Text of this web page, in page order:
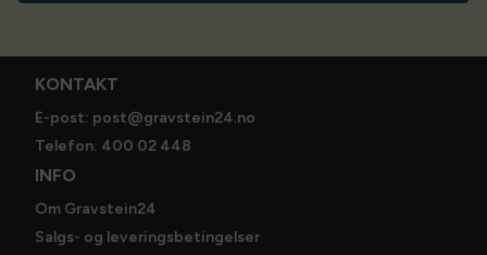
KONTAKT
E-post: post@gravstein24.no
Telefon: 400 02 448
INFO
Om Gravstein24
Salgs- og leveringsbetingelser